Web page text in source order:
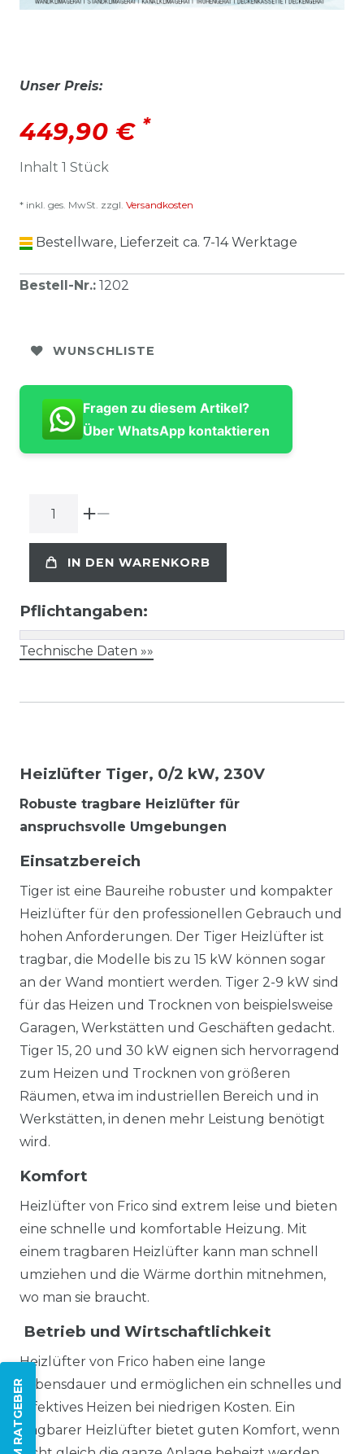
ZUM RATGEBER
Unser Preis:
449,90 € *
Inhalt 1 Stück
* inkl. ges. MwSt. zzgl. Versandkosten
Bestellware, Lieferzeit ca. 7-14 Werktage
Bestell-Nr.: 1202
WUNSCHLISTE
Fragen zu diesem Artikel?
Über WhatsApp kontaktieren
IN DEN WARENKORB
Pflichtangaben:
Technische Daten »»
Heizlüfter Tiger, 0/2 kW, 230V
Robuste tragbare Heizlüfter für
anspruchsvolle Umgebungen
Einsatzbereich
Tiger ist eine Baureihe robuster und kompakter
Heizlüfter für den professionellen Gebrauch und
hohen Anforderungen. Der Tiger Heizlüfter ist
tragbar, die Modelle bis zu 15 kW können sogar
an der Wand montiert werden. Tiger 2-9 kW sind
für das Heizen und Trocknen von beispielsweise
Garagen, Werkstätten und Geschäften gedacht.
Tiger 15, 20 und 30 kW eignen sich hervorragend
zum Heizen und Trocknen von größeren
Räumen, etwa im industriellen Bereich und in
Werkstätten, in denen mehr Leistung benötigt
wird.
Komfort
Heizlüfter von Frico sind extrem leise und bieten
eine schnelle und komfortable Heizung. Mit
einem tragbaren Heizlüfter kann man schnell
umziehen und die Wärme dorthin mitnehmen,
wo man sie braucht.
Betrieb und Wirtschaftlichkeit
Heizlüfter von Frico haben eine lange
Lebensdauer und ermöglichen ein schnelles und
effektives Heizen bei niedrigen Kosten. Ein
tragbarer Heizlüfter bietet guten Komfort, wenn